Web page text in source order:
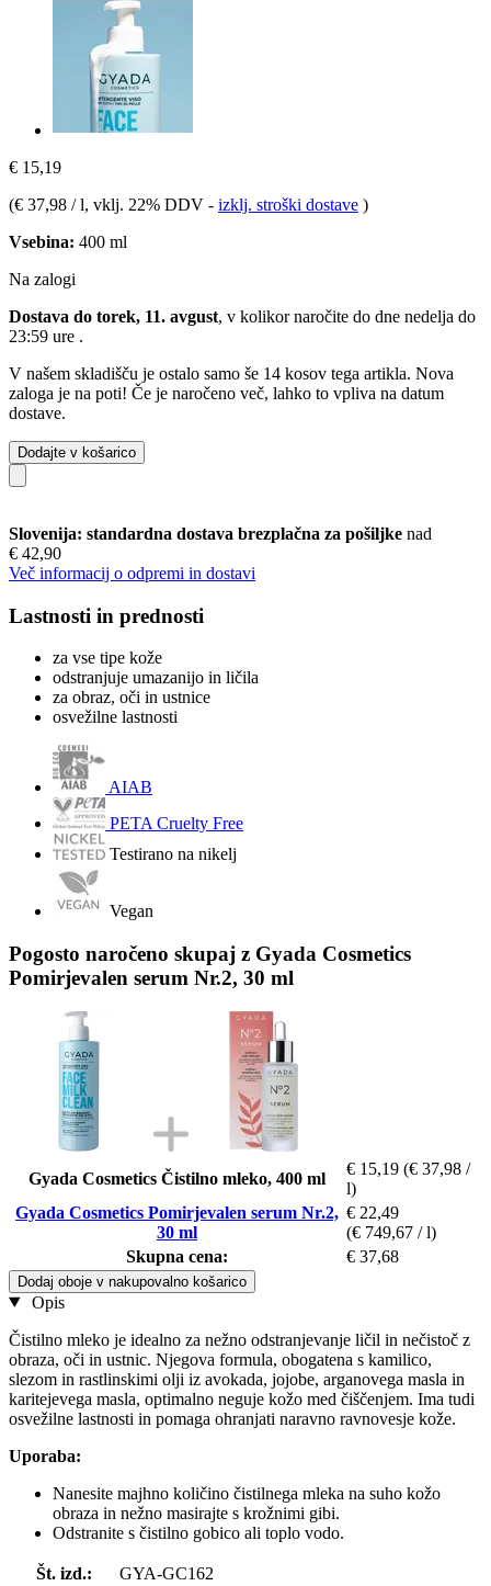
€ 15,19
(€ 37,98 / l, vklj. 22% DDV - izklj. stroški dostave )
Vsebina: 400 ml
Na zalogi
Dostava do torek, 11. avgust, v kolikor naročite do dne nedelja do
23:59 ure .
V našem skladišču je ostalo samo še 14 kosov tega artikla. Nova
zaloga je na poti! Če je naročeno več, lahko to vpliva na datum
dostave.
Dodajte v košarico
Slovenija: standardna dostava brezplačna za pošiljke nad
€ 42,90
Več informacij o odpremi in dostavi
Lastnosti in prednosti
za vse tipe kože
odstranjuje umazanijo in ličila
za obraz, oči in ustnice
osvežilne lastnosti
AIAB
PETA Cruelty Free
Testirano na nikelj
Vegan
Pogosto naročeno skupaj z Gyada Cosmetics
Pomirjevalen serum Nr.2, 30 ml
Gyada Cosmetics Čistilno mleko, 400 ml
€ 15,19 (€ 37,98 /
l)
Gyada Cosmetics Pomirjevalen serum Nr.2,
30 ml
€ 22,49
(€ 749,67 / l)
Skupna cena:
€ 37,68
Dodaj oboje v nakupovalno košarico
Opis
Čistilno mleko je idealno za nežno odstranjevanje ličil in nečistoč z
obraza, oči in ustnic. Njegova formula, obogatena s kamilico,
slezom in rastlinskimi olji iz avokada, jojobe, arganovega masla in
karitejevega masla, optimalno neguje kožo med čiščenjem. Ima tudi
osvežilne lastnosti in pomaga ohranjati naravno ravnovesje kože.
Uporaba:
Nanesite majhno količino čistilnega mleka na suho kožo
obraza in nežno masirajte s krožnimi gibi.
Odstranite s čistilno gobico ali toplo vodo.
Št. izd.:
GYA-GC162